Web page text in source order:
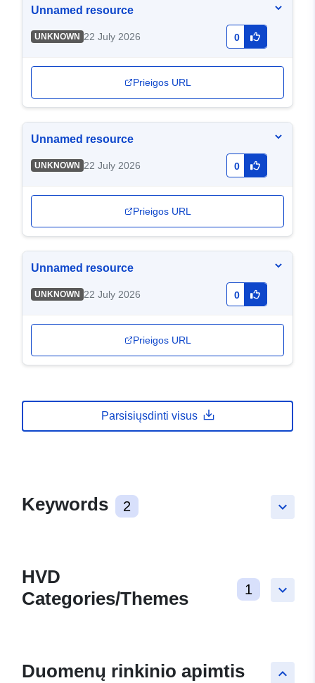
Unnamed resource
UNKNOWN 22 July 2026 0
Prieigos URL
Unnamed resource
UNKNOWN 22 July 2026 0
Prieigos URL
Unnamed resource
UNKNOWN 22 July 2026 0
Prieigos URL
Parsisiųsdinti visus
keyboard_arrow_down
Keywords 2
keyboard_arrow_down
HVD
Categories/Themes
1
keyboard_arrow_up
Duomenų rinkinio apimtis